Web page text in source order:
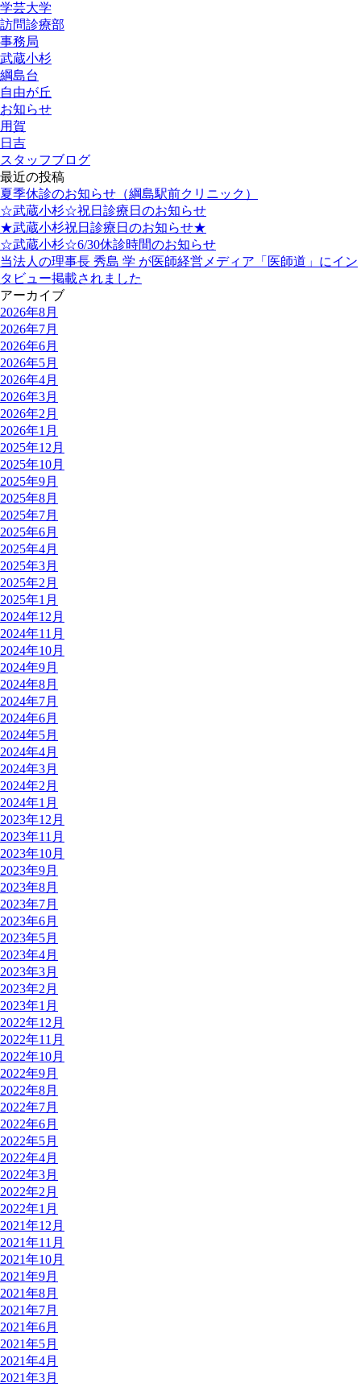
学芸大学
訪問診療部
事務局
武蔵小杉
綱島台
自由が丘
お知らせ
用賀
日吉
スタッフブログ
最近の投稿
夏季休診のお知らせ（綱島駅前クリニック）
☆武蔵小杉☆祝日診療日のお知らせ
★武蔵小杉祝日診療日のお知らせ★
☆武蔵小杉☆6/30休診時間のお知らせ
当法人の理事長 秀島 学 が医師経営メディア「医師道」にイン
タビュー掲載されました
アーカイブ
2026年8月
2026年7月
2026年6月
2026年5月
2026年4月
2026年3月
2026年2月
2026年1月
2025年12月
2025年10月
2025年9月
2025年8月
2025年7月
2025年6月
2025年4月
2025年3月
2025年2月
2025年1月
2024年12月
2024年11月
2024年10月
2024年9月
2024年8月
2024年7月
2024年6月
2024年5月
2024年4月
2024年3月
2024年2月
2024年1月
2023年12月
2023年11月
2023年10月
2023年9月
2023年8月
2023年7月
2023年6月
2023年5月
2023年4月
2023年3月
2023年2月
2023年1月
2022年12月
2022年11月
2022年10月
2022年9月
2022年8月
2022年7月
2022年6月
2022年5月
2022年4月
2022年3月
2022年2月
2022年1月
2021年12月
2021年11月
2021年10月
2021年9月
2021年8月
2021年7月
2021年6月
2021年5月
2021年4月
2021年3月